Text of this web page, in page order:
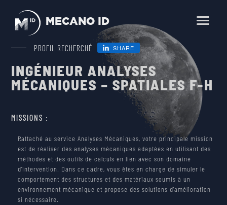
MECANO ID
En
HOME
SCIENCE, OBSERVATION, EXPLORATION
SMALLSATS AND NEWSPACE
ENVIRONMENTAL TESTING
LAUNCHERS
SERVICES
MECHANICAL AND THERMAL ENGINEERING
SPACE FARM
COMPANY
PROFIL RECHERCHÉ SHARE
INGÉNIEUR ANALYSES
MÉCANIQUES – SPATIALES F-H
MISSIONS :
Rattaché au service Analyses Mécaniques, votre principale mission
est de réaliser des analyses mécaniques adaptées en utilisant des
méthodes et des outils de calculs en lien avec son domaine
d’intervention. Dans ce cadre, vous êtes en charge de simuler le
comportement des structures et des matériaux soumis à un
environnement mécanique et propose des solutions d’amélioration
si nécessaire.